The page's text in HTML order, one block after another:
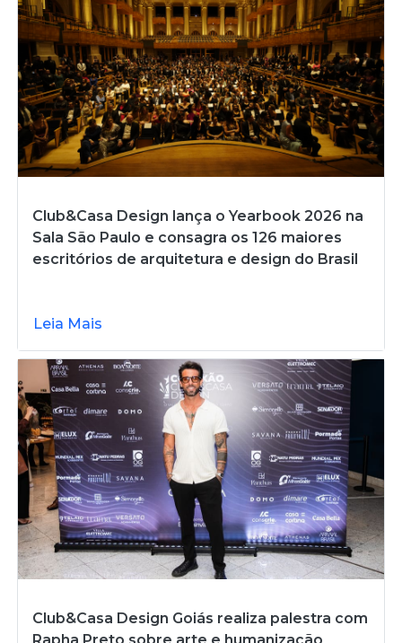
Club&Casa Design lança o Yearbook 2026 na
Sala São Paulo e consagra os 126 maiores
escritórios de arquitetura e design do Brasil
Leia Mais
Club&Casa Design Goiás realiza palestra com